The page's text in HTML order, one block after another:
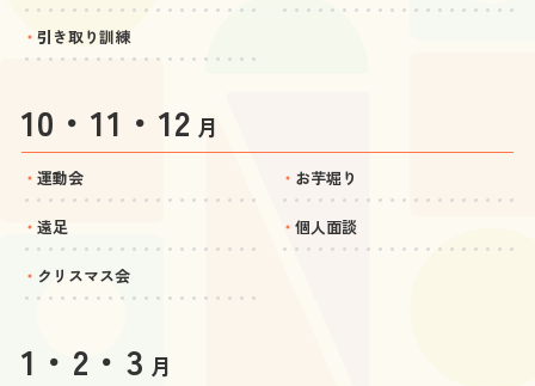
引き取り訓練
10・11・12 月
運動会 お芋堀り
遠足 個人面談
クリスマス会
1・2・3 月